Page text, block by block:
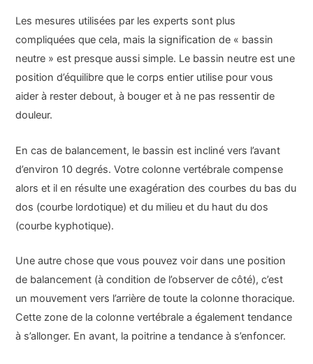
Les mesures utilisées par les experts sont plus
compliquées que cela, mais la signification de « bassin
neutre » est presque aussi simple. Le bassin neutre est une
position d’équilibre que le corps entier utilise pour vous
aider à rester debout, à bouger et à ne pas ressentir de
douleur.
En cas de balancement, le bassin est incliné vers l’avant
d’environ 10 degrés. Votre colonne vertébrale compense
alors et il en résulte une exagération des courbes du bas du
dos (courbe lordotique) et du milieu et du haut du dos
(courbe kyphotique).
Une autre chose que vous pouvez voir dans une position
de balancement (à condition de l’observer de côté), c’est
un mouvement vers l’arrière de toute la colonne thoracique.
Cette zone de la colonne vertébrale a également tendance
à s’allonger. En avant, la poitrine a tendance à s’enfoncer.